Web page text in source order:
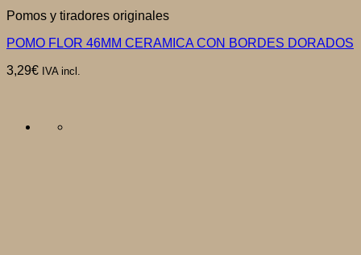
Pomos y tiradores originales
POMO FLOR 46MM CERAMICA CON BORDES DORADOS
3,29€ IVA incl.